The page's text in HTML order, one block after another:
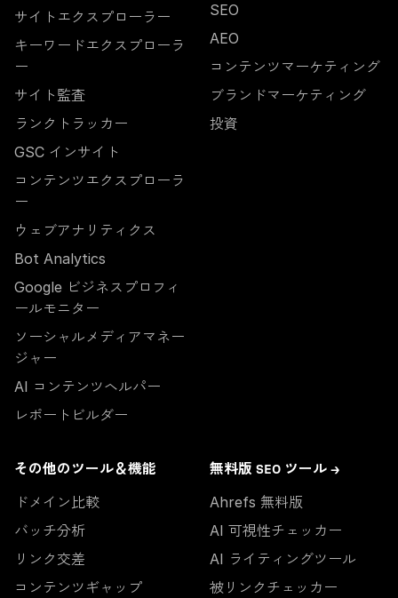
サイトエクスプローラー
キーワードエクスプローラ
ー
サイト監査
ランクトラッカー
GSC インサイト
コンテンツエクスプローラ
ー
ウェブアナリティクス
Bot Analytics
Google ビジネスプロフィ
ールモニター
ソーシャルメディアマネー
ジャー
AI コンテンツヘルパー
レポートビルダー
SEO
AEO
コンテンツマーケティング
ブランドマーケティング
投資
その他のツール＆機能
ドメイン比較
バッチ分析
リンク交差
コンテンツギャップ
無料版 SEO ツール →
Ahrefs 無料版
AI 可視性チェッカー
AI ライティングツール
被リンクチェッカー